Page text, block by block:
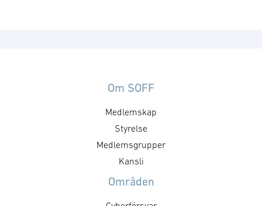
Om SOFF
Medlemskap
Styrelse
Medlemsgrupper
Kansli
Områden